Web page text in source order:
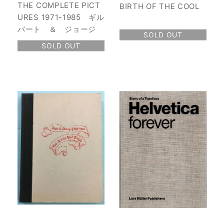
THE COMPLETE PICT
URES 1971-1985 ギル
バート ＆ ジョージ
SOLD OUT
BIRTH OF THE COOL
SOLD OUT